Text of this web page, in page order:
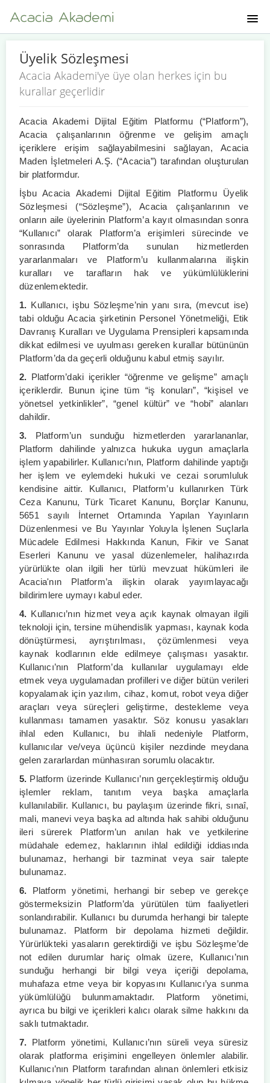
HAKKIMIZDA
KURS KATALOĞU
GIRIŞ YAP
Üyelik Sözleşmesi
Acacia Akademi'ye üye olan herkes için bu
kurallar geçerlidir
Acacia Akademi Dijital Eğitim Platformu (“Platform”),
Acacia çalışanlarının öğrenme ve gelişim amaçlı
içeriklere erişim sağlayabilmesini sağlayan, Acacia
Maden İşletmeleri A.Ş. (“Acacia”) tarafından oluşturulan
bir platformdur.
İşbu Acacia Akademi Dijital Eğitim Platformu Üyelik
Sözleşmesi (“Sözleşme”), Acacia çalışanlarının ve
onların aile üyelerinin Platform’a kayıt olmasından sonra
“Kullanıcı” olarak Platform’a erişimleri sürecinde ve
sonrasında Platform’da sunulan hizmetlerden
yararlanmaları ve Platform’u kullanmalarına ilişkin
kuralları ve tarafların hak ve yükümlülüklerini
düzenlemektedir.
1. Kullanıcı, işbu Sözleşme’nin yanı sıra, (mevcut ise)
tabi olduğu Acacia şirketinin Personel Yönetmeliği, Etik
Davranış Kuralları ve Uygulama Prensipleri kapsamında
dikkat edilmesi ve uyulması gereken kurallar bütününün
Platform’da da geçerli olduğunu kabul etmiş sayılır.
2. Platform’daki içerikler “öğrenme ve gelişme” amaçlı
içeriklerdir. Bunun içine tüm “iş konuları”, “kişisel ve
yönetsel yetkinlikler”, “genel kültür” ve “hobi” alanları
dahildir.
3. Platform’un sunduğu hizmetlerden yararlananlar,
Platform dahilinde yalnızca hukuka uygun amaçlarla
işlem yapabilirler. Kullanıcı’nın, Platform dahilinde yaptığı
her işlem ve eylemdeki hukuki ve cezai sorumluluk
kendisine aittir. Kullanıcı, Platform’u kullanırken Türk
Ceza Kanunu, Türk Ticaret Kanunu, Borçlar Kanunu,
5651 sayılı İnternet Ortamında Yapılan Yayınların
Düzenlenmesi ve Bu Yayınlar Yoluyla İşlenen Suçlarla
Mücadele Edilmesi Hakkında Kanun, Fikir ve Sanat
Eserleri Kanunu ve yasal düzenlemeler, halihazırda
yürürlükte olan ilgili her türlü mevzuat hükümleri ile
Acacia'nın Platform’a ilişkin olarak yayımlayacağı
bildirimlere uymayı kabul eder.
4. Kullanıcı’nın hizmet veya açık kaynak olmayan ilgili
teknoloji için, tersine mühendislik yapması, kaynak koda
dönüştürmesi, ayrıştırılması, çözümlenmesi veya
kaynak kodlarının elde edilmeye çalışması yasaktır.
Kullanıcı’nın Platform’da kullanılar uygulamayı elde
etmek veya uygulamadan profilleri ve diğer bütün verileri
kopyalamak için yazılım, cihaz, komut, robot veya diğer
araçları veya süreçleri geliştirme, destekleme veya
kullanması tamamen yasaktır. Söz konusu yasakları
ihlal eden Kullanıcı, bu ihlali nedeniyle Platform,
kullanıcılar ve/veya üçüncü kişiler nezdinde meydana
gelen zararlardan münhasıran sorumlu olacaktır.
5. Platform üzerinde Kullanıcı’nın gerçekleştirmiş olduğu
işlemler reklam, tanıtım veya başka amaçlarla
kullanılabilir. Kullanıcı, bu paylaşım üzerinde fikri, sınaî,
mali, manevi veya başka ad altında hak sahibi olduğunu
ileri sürerek Platform’un anılan hak ve yetkilerine
müdahale edemez, haklarının ihlal edildiği iddiasında
bulunamaz, herhangi bir tazminat veya sair talepte
bulunamaz.
6. Platform yönetimi, herhangi bir sebep ve gerekçe
göstermeksizin Platform’da yürütülen tüm faaliyetleri
sonlandırabilir. Kullanıcı bu durumda herhangi bir talepte
bulunamaz. Platform bir depolama hizmeti değildir.
Yürürlükteki yasaların gerektirdiği ve işbu Sözleşme’de
not edilen durumlar hariç olmak üzere, Kullanıcı’nın
sunduğu herhangi bir bilgi veya içeriği depolama,
muhafaza etme veya bir kopyasını Kullanıcı’ya sunma
yükümlülüğü bulunmamaktadır. Platform yönetimi,
ayrıca bu bilgi ve içerikleri kalıcı olarak silme hakkını da
saklı tutmaktadır.
7. Platform yönetimi, Kullanıcı’nın süreli veya süresiz
olarak platforma erişimini engelleyen önlemler alabilir.
Kullanıcı’nın Platform tarafından alınan önlemleri etkisiz